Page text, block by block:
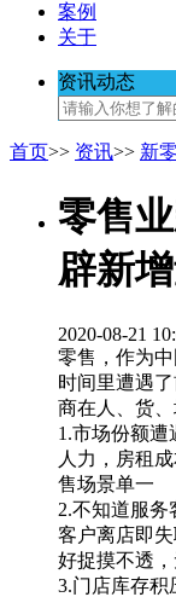
案例
关于
资讯动态
首页>> 资讯>> 新
零售
辟新
2020-08-21
零售，作为
时间里遭遇
商在人、货、
1.市场份额遭
人力，房租
售场景单一
2.不知道服务
客户离店即
好捉摸不透，
3.门店库存积